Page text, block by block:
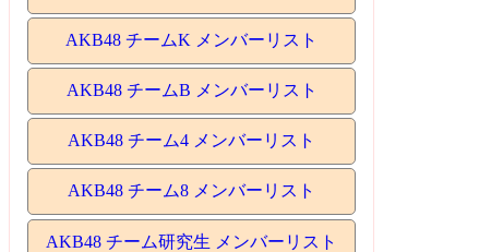
AKB48 チームK メンバーリスト
AKB48 チームB メンバーリスト
AKB48 チーム4 メンバーリスト
AKB48 チーム8 メンバーリスト
AKB48 チーム研究生 メンバーリスト